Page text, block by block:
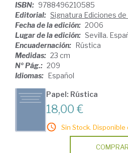
ISBN: 9788496210585
Editorial: Signatura Ediciones de
Fecha de la edición: 2006
Lugar de la edición: Sevilla.
Encuadernación: Rústica
Medidas: 23 cm
Nº Pág.: 209
Idiomas: Español
Papel: Rústica
18,00 €
Sin Stock. Disponible
COMPRAR